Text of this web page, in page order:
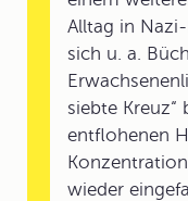
Alltag in
sich u. a.
siebte Kreuz“
entflohenen
wieder